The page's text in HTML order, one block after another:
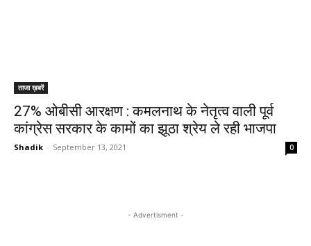
ताजा ख़बरें
27% ओबीसी आरक्षण : कमलनाथ के नेतृत्व वाली पूर्व
कांग्रेस सरकार के कामों का झूठा श्रेय ले रही भाजपा
Shadik - September 13, 2021 0
- Advertisment -